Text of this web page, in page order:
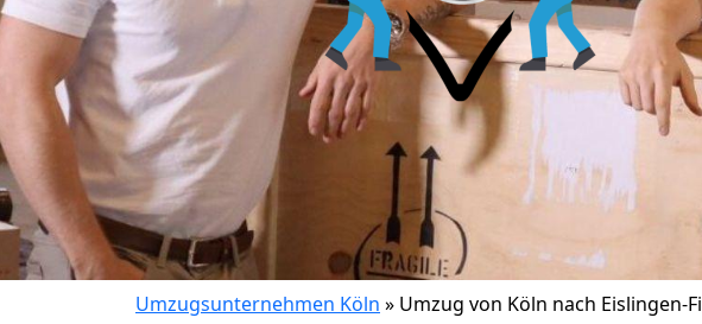
Umzugsunternehmen Köln » Umzug von Köln nach Eislingen-